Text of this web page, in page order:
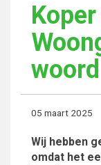
woord
05 maart 2025
Wij hebben
omdat het